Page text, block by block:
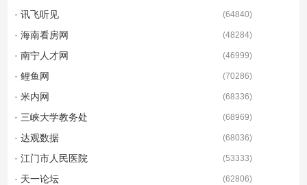
· 讯飞听见 (64840)
· 海南看房网 (48284)
· 南宁人才网 (46999)
· 鲤鱼网 (70286)
· 米内网 (68336)
· 三峡大学教务处 (68969)
· 达观数据 (68036)
· 江门市人民医院 (53333)
· 天一论坛 (62806)